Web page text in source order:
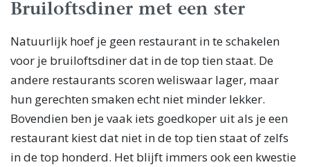
Bruiloftsdiner met een ster
Natuurlijk hoef je geen restaurant in te schakelen
voor je bruiloftsdiner dat in de top tien staat. De
andere restaurants scoren weliswaar lager, maar
hun gerechten smaken echt niet minder lekker.
Bovendien ben je vaak iets goedkoper uit als je een
restaurant kiest dat niet in de top tien staat of zelfs
in de top honderd. Het blijft immers ook een kwestie